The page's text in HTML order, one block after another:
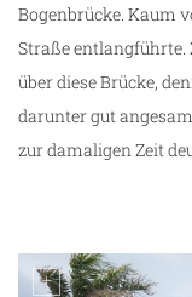
Bogenbrücke. Kaum
Straße entlangführte.
über diese Brücke,
darunter gut
zur damaligen Zeit